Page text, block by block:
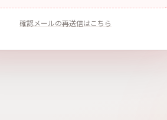
確認メールの再送信はこちら